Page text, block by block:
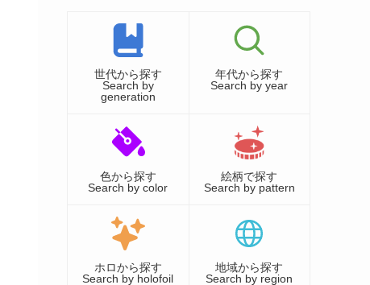
世代から探す
Search by
generation
年代から探す
Search by year
色から探す
Search by color
絵柄で探す
Search by pattern
ホロから探す
Search by holofoil
地域から探す
Search by region